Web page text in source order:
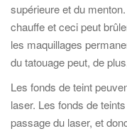
supérieure et du
chauffe et ceci peut
les maquillages
du tatouage peut, de
Les fonds de teint
laser. Les fonds de
passage du laser, et